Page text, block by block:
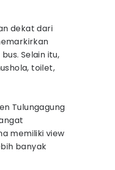
dekat dari
Selain itu,
toilet,
Tulungagung
memiliki view
banyak